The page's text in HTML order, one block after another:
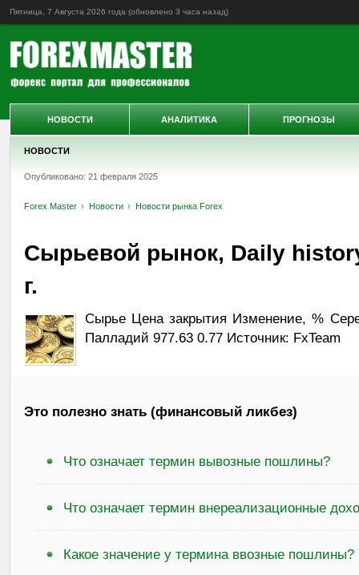
Пятница, 7 Августа 2026 года (обновлено 3 часа назад)
НОВОСТИ
Опубликовано: 21 февраля 2025
Forex Master Новости Новости рынка Forex
Сырьевой рынок, Daily
г.
Сырье Цена закрытия Изменение, %
Палладий 977.63 0.77 Источник: FxTeam
Это полезно знать (финансовый ликбез)
Что означает термин вывозные пошлины?
Что означает термин внереализационные
Какое значение у термина ввозные пошлины?
НОВОСТИ АНАЛИТИКА ПРОГНОЗЫ